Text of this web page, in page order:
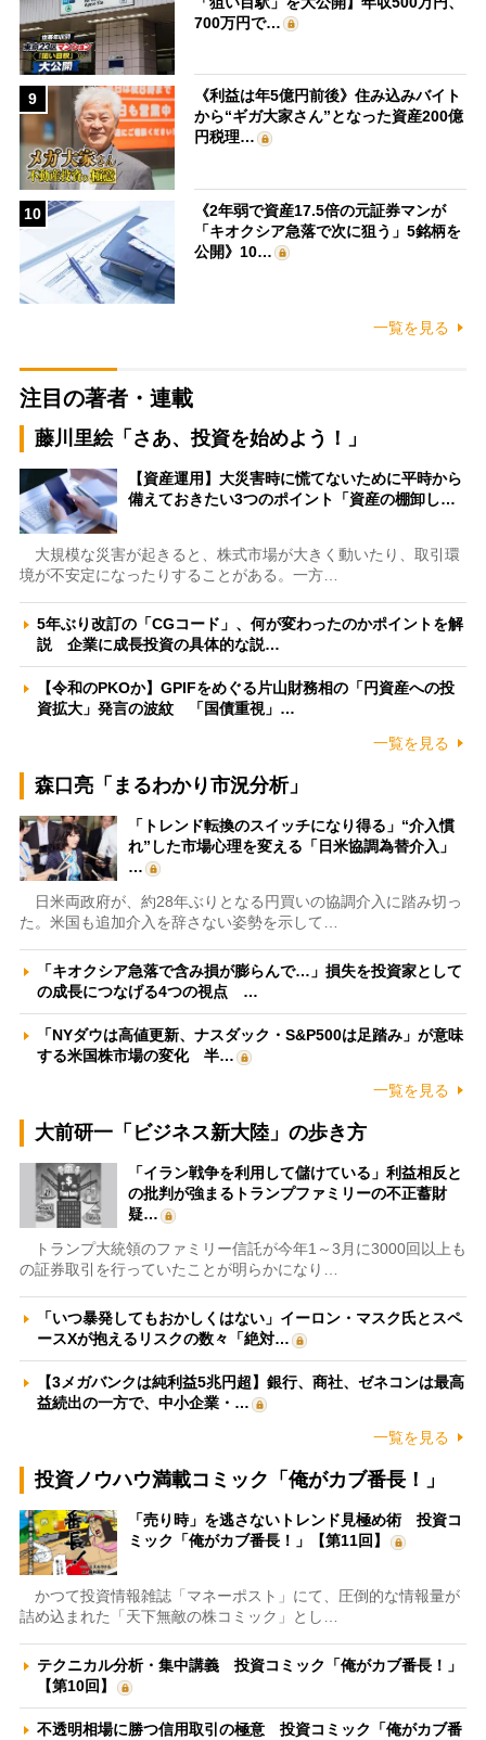
700万円で…
9
《利益は年5億円前後》住み込みバイト
から“ギガ大家さん”となった資産200億
円税理…
10
《2年弱で資産17.5倍の元証券マンが
「キオクシア急落で次に狙う」5銘柄を
公開》10…
一覧を見る
注目の著者・連載
藤川里絵「さあ、投資を始めよう！」
【資産運用】大災害時に慌てないために平時から
備えておきたい3つのポイント「資産の棚卸し…
大規模な災害が起きると、株式市場が大きく動いたり、取引環
境が不安定になったりすることがある。一方…
5年ぶり改訂の「CGコード」、何が変わったのかポイントを解
説 企業に成長投資の具体的な説…
【令和のPKOか】GPIFをめぐる片山財務相の「円資産への投
資拡大」発言の波紋 「国債重視」…
一覧を見る
森口亮「まるわかり市況分析」
「トレンド転換のスイッチになり得る」“介入慣
れ”した市場心理を変える「日米協調為替介入」
…
日米両政府が、約28年ぶりとなる円買いの協調介入に踏み切っ
た。米国も追加介入を辞さない姿勢を示して…
「キオクシア急落で含み損が膨らんで…」損失を投資家として
の成長につなげる4つの視点 …
「NYダウは高値更新、ナスダック・S&P500は足踏み」が意味
する米国株市場の変化 半…
一覧を見る
大前研一「ビジネス新大陸」の歩き方
「イラン戦争を利用して儲けている」利益相反と
の批判が強まるトランプファミリーの不正蓄財
疑…
トランプ大統領のファミリー信託が今年1～3月に3000回以上も
の証券取引を行っていたことが明らかになり…
「いつ暴発してもおかしくはない」イーロン・マスク氏とスペ
ースXが抱えるリスクの数々「絶対…
【3メガバンクは純利益5兆円超】銀行、商社、ゼネコンは最高
益続出の一方で、中小企業・…
一覧を見る
投資ノウハウ満載コミック「俺がカブ番長！」
「売り時」を逃さないトレンド見極め術 投資コ
ミック「俺がカブ番長！」【第11回】
かつて投資情報雑誌「マネーポスト」にて、圧倒的な情報量が
詰め込まれた「天下無敵の株コミック」とし…
テクニカル分析・集中講義 投資コミック「俺がカブ番長！」
【第10回】
不透明相場に勝つ信用取引の極意 投資コミック「俺がカブ番